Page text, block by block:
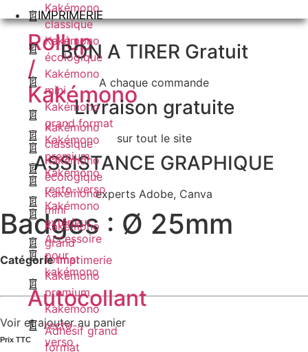
Kakémono
classique
Kakémono
écologique
Kakémono
mini
Kakémono
grand format
Kakémono
premium
Kakémono
recto-verso
Kakémono
extérieur
Accessoire
pour
kakémono
Autocollant
Adhésif grand
format
IMPRIMERIE
Rollup
/
Kakémono
Kakémono
classique
Kakémono
écologique
Kakémono
mini
Kakémono
grand
format
Kakémono
premium
Kakémono
recto-
verso
BON A TIRER Gratuit
A chaque commande
Livraison gratuite
sur tout le site
ASSISTANCE GRAPHIQUE
experts Adobe, Canva
Badges : Ø 25mm
Catégorie Imprimerie
Voir et ajouter au panier
Prix ​​TTC